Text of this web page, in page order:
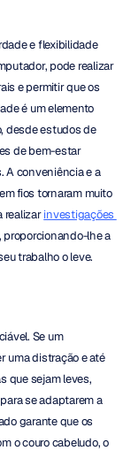
e flexibilidade
pode realizar
e permitir que os
é um elemento
desde estudos de
de bem-estar
A conveniência e a
fios tornaram muito
realizar investigações
proporcionando-lhe a
trabalho o leve.
Se um
uma distração e até
que sejam leves,
se adaptarem a
garante que os
o couro cabeludo, o